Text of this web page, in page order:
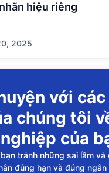
hiệu riêng
2025
với
chúng tôi
nghiệp của
tránh những sai lầm và
đúng hạn và đúng ngân